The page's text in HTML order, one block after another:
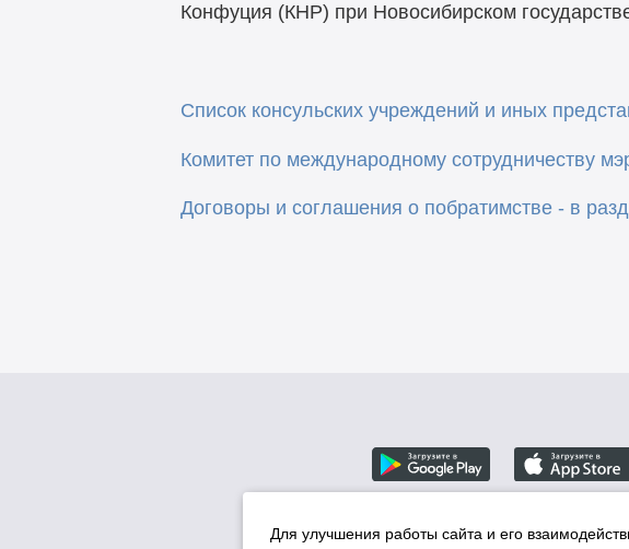
Конфуция (КНР) при Новосибирском
Список консульских учреждений и иных
Комитет по международному сотрудничеству
Договоры и соглашения о побратимстве - в
Для улучшения работы сайта и его